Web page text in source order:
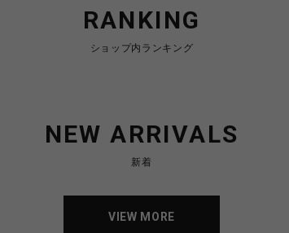
RANKING
ショップ内ランキング
NEW ARRIVALS
新着
VIEW MORE
VIEW MORE